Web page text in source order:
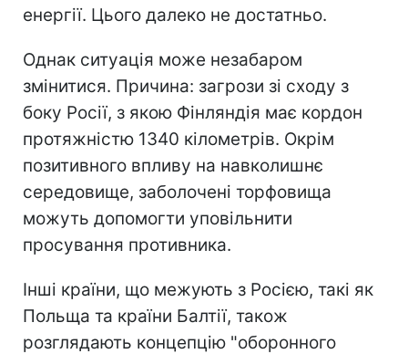
енергії. Цього далеко не достатньо.
Однак ситуація може незабаром
змінитися. Причина: загрози зі сходу з
боку Росії, з якою Фінляндія має кордон
протяжністю 1340 кілометрів. Окрім
позитивного впливу на навколишнє
середовище, заболочені торфовища
можуть допомогти уповільнити
просування противника.
Інші країни, що межують з Росією, такі як
Польща та країни Балтії, також
розглядають концепцію "оборонного